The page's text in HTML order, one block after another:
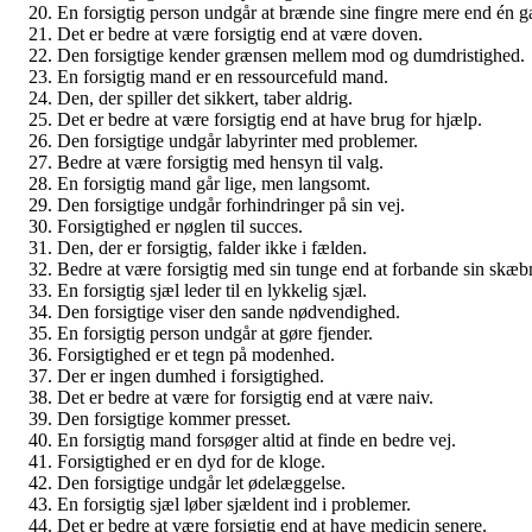
En forsigtig person undgår at brænde sine fingre mere end én
Det er bedre at være forsigtig end at være doven.
Den forsigtige kender grænsen mellem mod og dumdristighed.
En forsigtig mand er en ressourcefuld mand.
Den, der spiller det sikkert, taber aldrig.
Det er bedre at være forsigtig end at have brug for hjælp.
Den forsigtige undgår labyrinter med problemer.
Bedre at være forsigtig med hensyn til valg.
En forsigtig mand går lige, men langsomt.
Den forsigtige undgår forhindringer på sin vej.
Forsigtighed er nøglen til succes.
Den, der er forsigtig, falder ikke i fælden.
Bedre at være forsigtig med sin tunge end at forbande sin
En forsigtig sjæl leder til en lykkelig sjæl.
Den forsigtige viser den sande nødvendighed.
En forsigtig person undgår at gøre fjender.
Forsigtighed er et tegn på modenhed.
Der er ingen dumhed i forsigtighed.
Det er bedre at være for forsigtig end at være naiv.
Den forsigtige kommer presset.
En forsigtig mand forsøger altid at finde en bedre vej.
Forsigtighed er en dyd for de kloge.
Den forsigtige undgår let ødelæggelse.
En forsigtig sjæl løber sjældent ind i problemer.
Det er bedre at være forsigtig end at have medicin senere.